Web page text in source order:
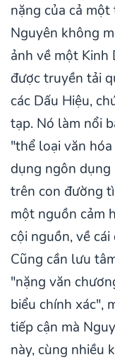
nặng của cả
Nguyên không
ảnh về một
được truyền tải
các Dấu Hiệu,
tạp. Nó làm nổi
"thể loại văn
dụng ngôn
trên con đường
một nguồn cảm
cội nguồn, về
Cũng cần lưu
"nặng văn
biểu chính xác",
tiếp cận mà
này, cùng nhiều